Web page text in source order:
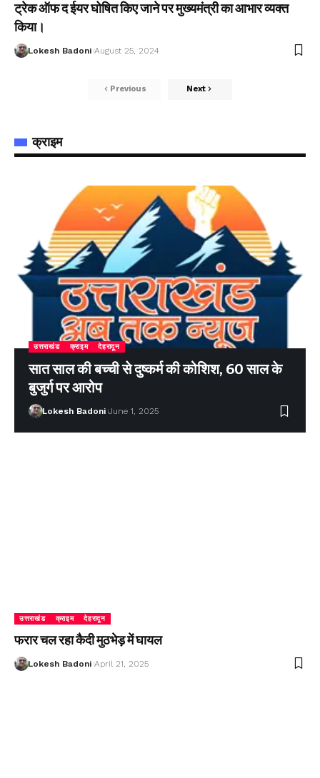
ट्रेक ऑफ द ईयर घोषित किए जाने पर मुख्यमंत्री का आभार व्यक्त
किया।
Lokesh Badoni August 25, 2024
Previous Next
क्राइम
उत्तराखंड क्राइम देहरादून
सात साल की बच्ची से दुष्कर्म की कोशिश, 60 साल के
बुजुर्ग पर आरोप
Lokesh Badoni June 1, 2025
उत्तराखंड क्राइम देहरादून
फरार चल रहा कैदी मुठभेड़ में घायल
Lokesh Badoni April 21, 2025